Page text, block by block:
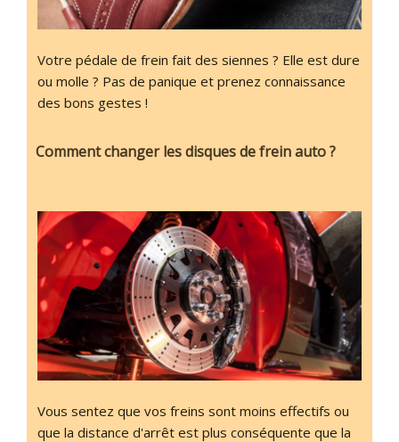
Votre pédale de frein fait des siennes ? Elle est dure
ou molle ? Pas de panique et prenez connaissance
des bons gestes !
Comment changer les disques de frein auto ?
Vous sentez que vos freins sont moins effectifs ou
que la distance d'arrêt est plus conséquente que la